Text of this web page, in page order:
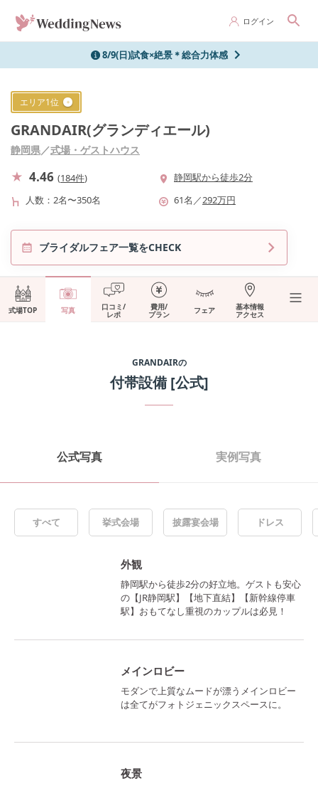
ログイン
8/9(日)試食×絶景＊総合力体感
エリア1位
GRANDAIR(グランディエール)
静岡県／式場・ゲストハウス
4.46 (184件)
静岡駅から徒歩2分
人数
2名〜350名 61名 ／292万円
ブライダルフェア一覧をCHECK
式場TOP 写真 口コミ/
レポ
費用/
プラン フェア 基本情報
アクセス
GRANDAIRの
付帯設備[公式]
公式写真 実例写真
すべて 挙式会場 披露宴会場 ドレス
外観
静岡駅から徒歩2分の好立地。ゲストも安心
の【JR静岡駅】【地下直結】【新幹線停車
駅】おもてなし重視のカップルは必見！
メインロビー
モダンで上質なムードが漂うメインロビー
は全てがフォトジェニックスペースに。
夜景